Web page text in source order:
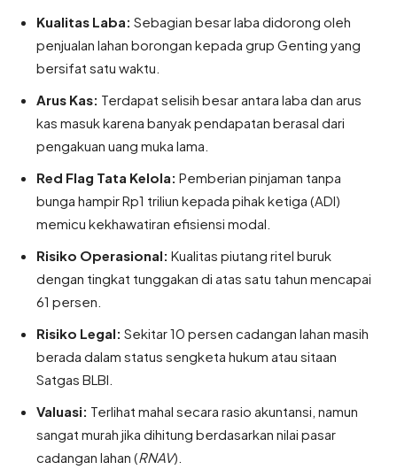
Kualitas Laba: Sebagian besar laba didorong oleh
penjualan lahan borongan kepada grup Genting yang
bersifat satu waktu.
Arus Kas: Terdapat selisih besar antara laba dan arus
kas masuk karena banyak pendapatan berasal dari
pengakuan uang muka lama.
Red Flag Tata Kelola: Pemberian pinjaman tanpa
bunga hampir Rp1 triliun kepada pihak ketiga (ADI)
memicu kekhawatiran efisiensi modal.
Risiko Operasional: Kualitas piutang ritel buruk
dengan tingkat tunggakan di atas satu tahun mencapai
61 persen.
Risiko Legal: Sekitar 10 persen cadangan lahan masih
berada dalam status sengketa hukum atau sitaan
Satgas BLBI.
Valuasi: Terlihat mahal secara rasio akuntansi, namun
sangat murah jika dihitung berdasarkan nilai pasar
cadangan lahan (RNAV).